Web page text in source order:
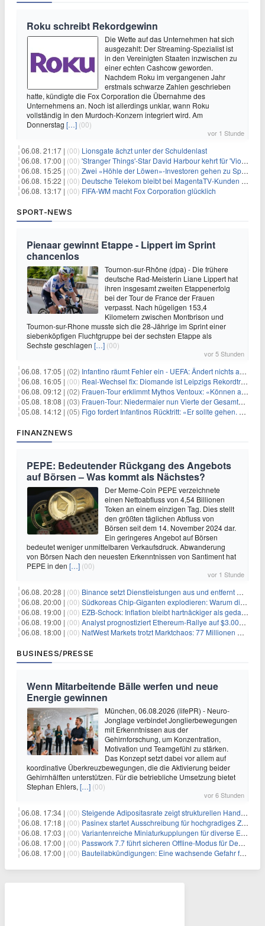
Roku schreibt Rekordgewinn
Die Wette auf das Unternehmen hat sich
ausgezahlt: Der Streaming-Spezialist ist
in den Vereinigten Staaten inzwischen zu
einer echten Cashcow geworden.
Nachdem Roku im vergangenen Jahr
erstmals schwarze Zahlen geschrieben
hatte, kündigte die Fox Corporation die Übernahme des
Unternehmens an. Noch ist allerdings unklar, wann Roku
vollständig in den Murdoch-Konzern integriert wird. Am
Donnerstag […] (00)
vor 1 Stunde
06.08. 21:17 | (00) Lionsgate ächzt unter der Schuldenlast
06.08. 17:00 | (00) 'Stranger Things'-Star David Harbour kehrt für 'Violent Night 2' zurück – Kristen Bell stößt zur Besetzung
06.08. 15:25 | (00) Zwei «Höhle der Löwen»-Investoren gehen zu Springer
06.08. 15:22 | (00) Deutsche Telekom bleibt bei MagentaTV-Kunden vage
06.08. 13:17 | (00) FIFA-WM macht Fox Corporation glücklich
SPORT-NEWS
Pienaar gewinnt Etappe - Lippert im Sprint
chancenlos
Tournon-sur-Rhône (dpa) - Die frühere
deutsche Rad-Meisterin Liane Lippert hat
ihren insgesamt zweiten Etappenerfolg
bei der Tour de France der Frauen
verpasst. Nach hügeligen 153,4
Kilometern zwischen Montbrison und
Tournon-sur-Rhone musste sich die 28-Jährige im Sprint einer
siebenköpfigen Fluchtgruppe bei der sechsten Etappe als
Sechste geschlagen […] (00)
vor 5 Stunden
06.08. 17:05 | (02) Infantino räumt Fehler ein - UEFA: Ändert nichts an Boykott
06.08. 16:05 | (00) Real-Wechsel fix: Diomande ist Leipzigs Rekordtransfer
06.08. 09:12 | (02) Frauen-Tour erklimmt Mythos Ventoux: «Können alles schaffen»
05.08. 18:08 | (03) Frauen-Tour: Niedermaier nun Vierte der Gesamtwertung
05.08. 14:12 | (05) Figo fordert Infantinos Rücktritt: «Er sollte gehen. Jetzt»
FINANZNEWS
PEPE: Bedeutender Rückgang des Angebots
auf Börsen – Was kommt als Nächstes?
Der Meme-Coin PEPE verzeichnete
einen Nettoabfluss von 4,54 Billionen
Token an einem einzigen Tag. Dies stellt
den größten täglichen Abfluss von
Börsen seit dem 14. November 2024 dar.
Ein geringeres Angebot auf Börsen
bedeutet weniger unmittelbaren Verkaufsdruck. Abwanderung
von Börsen Nach den neuesten Erkenntnissen von Santiment hat
PEPE in den […] (00)
vor 1 Stunde
06.08. 20:28 | (00) Binance setzt Dienstleistungen aus und entfernt mehrere Krypto-Paare: Wer ist betroffen?
06.08. 20:00 | (00) Südkoreas Chip-Giganten explodieren: Warum dieser Rekord-Tag die KI-Branche erschüttert
06.08. 19:00 | (00) EZB-Schock: Inflation bleibt hartnäckiger als gedacht – 2027 wird zum kritischen Test
06.08. 19:00 | (00) Analyst prognostiziert Ethereum-Rallye auf $3.000 nach entscheidendem On-Chain-Ausbruch
06.08. 18:00 | (00) NatWest Markets trotzt Marktchaos: 77 Millionen Pfund Gewinn im ersten Halbjahr
BUSINESS/PRESSE
Wenn Mitarbeitende Bälle werfen und neue
Energie gewinnen
München, 06.08.2026 (lifePR) - Neuro-
Jonglage verbindet Jonglierbewegungen
mit Erkenntnissen aus der
Gehirnforschung, um Konzentration,
Motivation und Teamgefühl zu stärken.
Das Konzept setzt dabei vor allem auf
koordinative Überkreuzbewegungen, die die Aktivierung beider
Gehirnhälften unterstützen. Für die betriebliche Umsetzung bietet
Stephan Ehlers, […] (00)
vor 6 Stunden
06.08. 17:34 | (00) Steigende Adipositasrate zeigt strukturellen Handlungsbedarf bei der Ernährung schulpflichtiger Kinder
06.08. 17:18 | (00) Pasinex startet Ausschreibung für hochgradiges Zinksulfidkonzentrat mit Germanium- und Silbergehalten und stellt ein Betriebsupdate bereit
06.08. 17:03 | (00) Variantenreiche Miniaturkupplungen für diverse Einsatzbereiche
06.08. 17:00 | (00) Passwork 7.7 führt sicheren Offline-Modus für Desktop- und Mobile-Apps ein
06.08. 17:00 | (00) Bauteilabkündigungen: Eine wachsende Gefahr für industrielle Elektroniksysteme